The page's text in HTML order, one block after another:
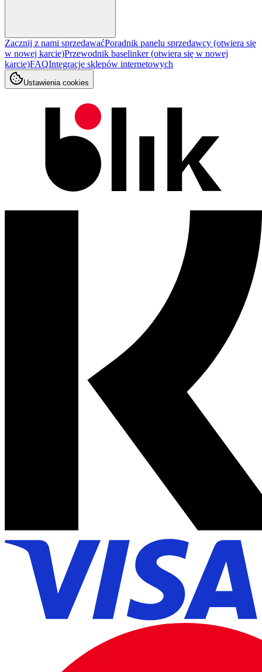
Zacznij z nami sprzedawaćPoradnik panelu sprzedawcy (otwiera się
w nowej karcie)Przewodnik baselinker(otwiera się w nowej
karcie)FAQIntegracje sklepów internetowych
Ustawienia cookies